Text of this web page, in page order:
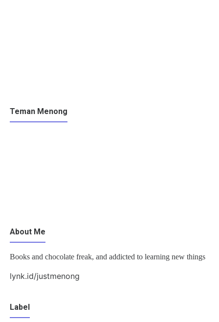
Teman Menong
About Me
Books and chocolate freak, and addicted to learning new things
lynk.id/justmenong
Label